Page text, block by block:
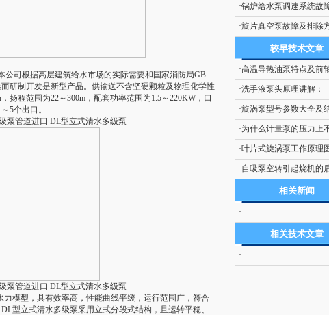
公司根据高层建筑给水市场的实际需要和国家消防局GB
研制开发是新型产品。供输送不含坚硬颗粒及物理化学性
扬程范围为22～300m，配套功率范围为1.5～220KW，口
5个出口。
泵管道进口 DL型立式清水多级泵
泵管道进口 DL型立式清水多级泵
模型，具有效率高，性能曲线平缓，运行范围广，符合
型立式清水多级泵采用立式分段式结构，且运转平稳、
·锅炉给水泵调速系统故障分析及
·旋片真空泵故障及排除
较早技术文章
·高温导热油泵特点及前轴承装配
·洗手液泵头原理讲解：
·旋涡泵型号参数大全及
·为什么计量泵的压力上
·叶片式旋涡泵工作原理图介绍及如
·自吸泵空转引起烧机的后果和如何防止自
相关新闻
·
相关技术文章
·